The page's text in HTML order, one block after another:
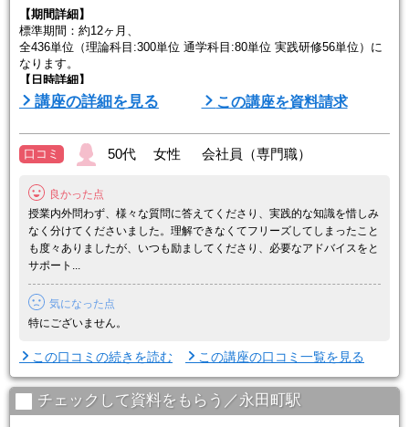
【期間詳細】
標準期間：約12ヶ月、
全436単位（理論科目:300単位 通学科目:80単位 実践研修56単位）に
なります。
【日時詳細】
通学が必要な通学科目と実践研修（教育実習）は、週2平日夜（火・
木）・週1土曜の2つから都合に合わせて選べます。
講座の詳細を見る この講座を資料請求
口コミ 50代 女性 会社員（専門職）
良かった点
授業内外問わず、様々な質問に答えてくださり、実践的な知識を惜しみ
なく分けてくださいました。理解できなくてフリーズしてしまったこと
も度々ありましたが、いつも励ましてくださり、必要なアドバイスをと
サポート...
気になった点
特にございません。
この口コミの続きを読む この講座の口コミ一覧を見る
チェックして資料をもらう／永田町駅